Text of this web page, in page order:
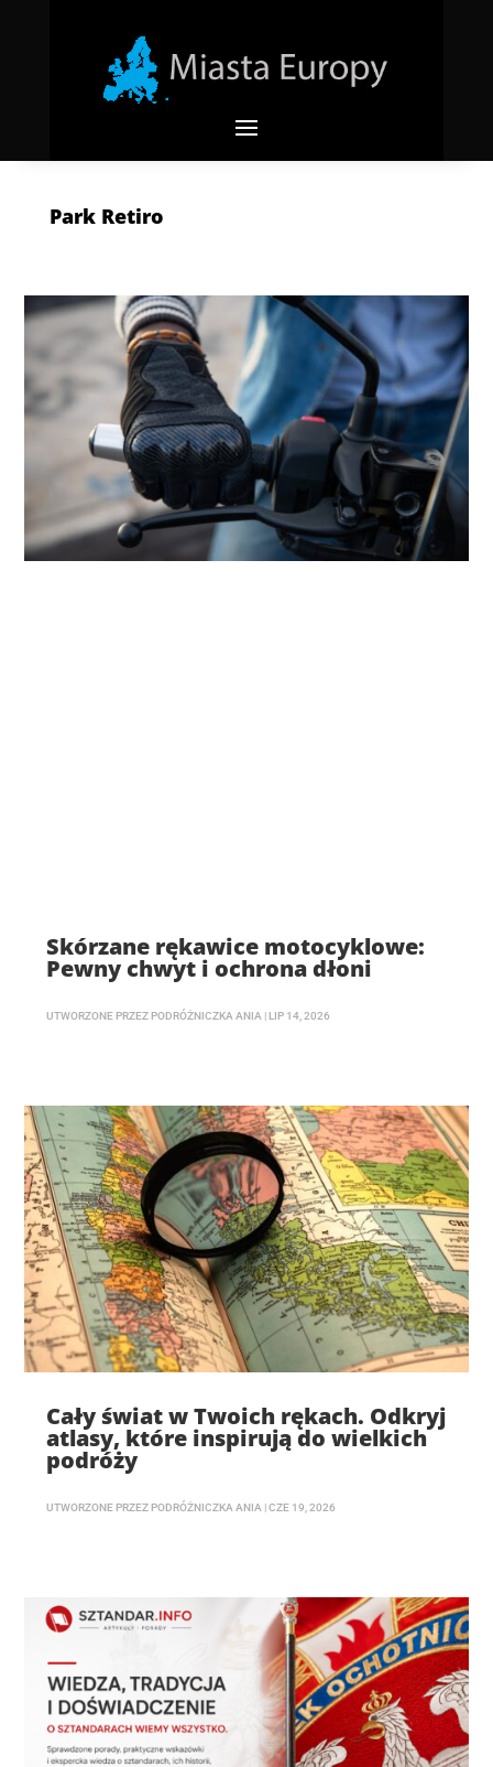
Park Retiro
Skórzane rękawice motocyklowe:
Pewny chwyt i ochrona dłoni
UTWORZONE PRZEZ PODRÓŻNICZKA ANIA LIP 14, 2026
Cały świat w Twoich rękach. Odkryj
atlasy, które inspirują do wielkich
podróży
UTWORZONE PRZEZ PODRÓŻNICZKA ANIA |CZE 19, 2026